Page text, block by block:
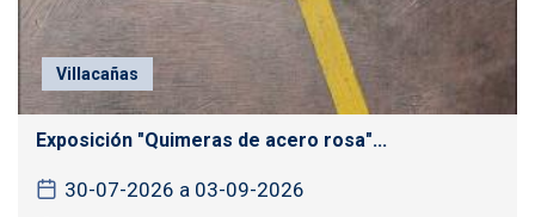
Villacañas
Exposición "Quimeras de acero rosa"...
30-07-2026 a 03-09-2026